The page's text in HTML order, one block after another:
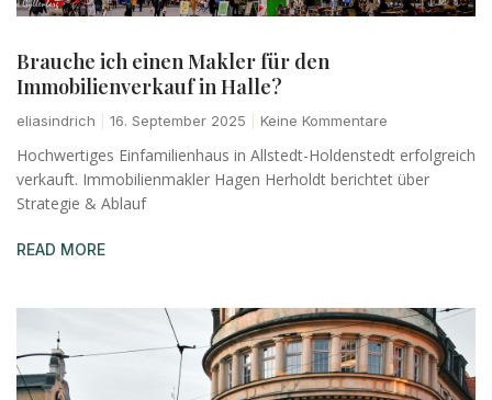
Brauche ich einen Makler für den
Immobilienverkauf in Halle?
eliasindrich 16. September 2025 Keine Kommentare
Hochwertiges Einfamilienhaus in Allstedt-Holdenstedt erfolgreich
verkauft. Immobilienmakler Hagen Herholdt berichtet über
Strategie & Ablauf
READ MORE